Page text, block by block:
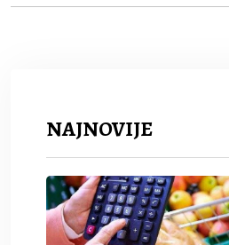
NAJNOVIJE